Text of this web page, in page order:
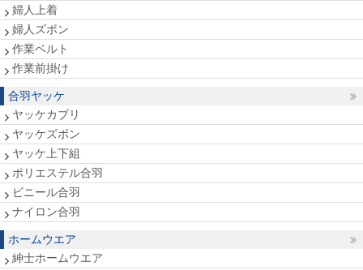
婦人上着
婦人ズボン
作業ベルト
作業前掛け
合羽ヤッケ
ヤッケカブリ
ヤッケズボン
ヤッケ上下組
ポリエステル合羽
ビニール合羽
ナイロン合羽
ホームウエア
紳士ホームウエア